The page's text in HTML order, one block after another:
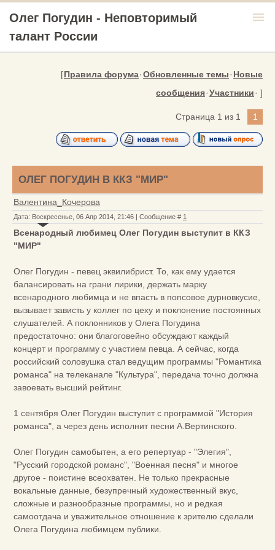
Олег Погудин - Неповторимый
талант России
menu
[Правила форума·Обновленные темы·Новые
сообщения·Участники· ]
Страница 1 из 1 1
ОЛЕГ ПОГУДИН В ККЗ "МИР"
Валентина_Кочерова
Дата: Воскресенье, 06 Апр 2014, 21:46 | Сообщение # 1
Всенародный любимец Олег Погудин выступит в ККЗ
"МИР"
Олег Погудин - певец эквилибрист. То, как ему удается
балансировать на грани лирики, держать марку
всенародного любимца и не впасть в попсовое дурновкусие,
вызывает зависть у коллег по цеху и поклонение постоянных
слушателей. А поклонников у Олега Погудина
предостаточно: они благоговейно обсуждают каждый
концерт и программу с участием певца. А сейчас, когда
российский соловушка стал ведущим программы "Романтика
романса" на телеканале "Культура", передача точно должна
завоевать высший рейтинг.
1 сентября Олег Погудин выступит с программой "История
романса", а через день исполнит песни А.Вертинского.
Олег Погудин самобытен, а его репертуар - "Элегия",
"Русский городской романс", "Военная песня" и многое
другое - поистине всеохватен. Не только прекрасные
вокальные данные, безупречный художественный вкус,
сложные и разнообразные программы, но и редкая
самоотдача и уважительное отношение к зрителю сделали
Олега Погудина любимцем публики.